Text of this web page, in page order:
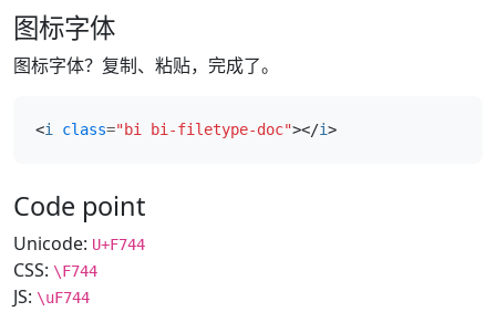
图标字体
图标字体？复制、粘贴，完成了。
<i class="bi bi-filetype-doc"></i>
Code point
Unicode: U+F744
CSS: \F744
JS: \uF744